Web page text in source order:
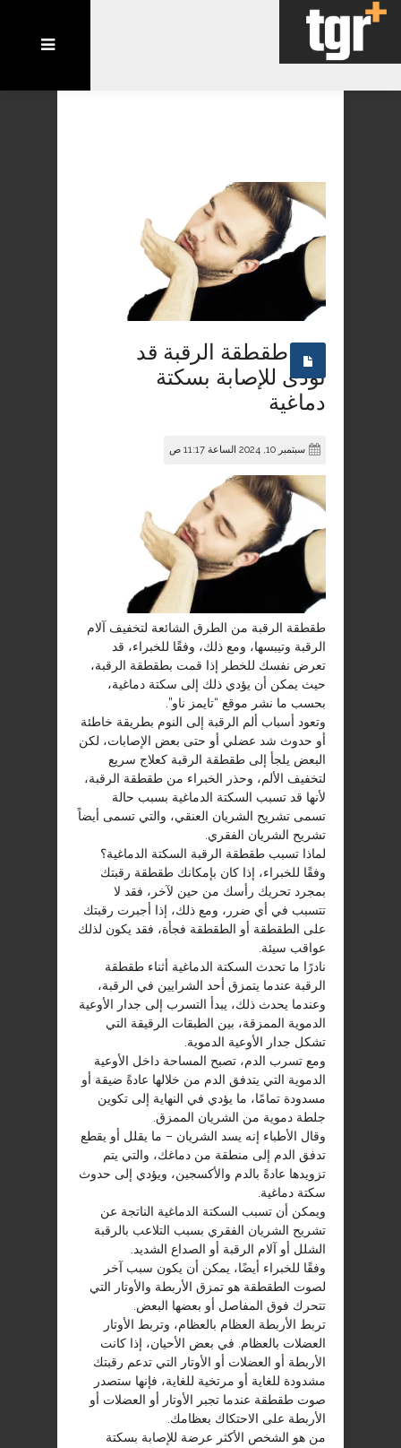
طقطقة الرقبة قد
تؤدى للإصابة بسكتة
دماغية
سبتمبر 10, 2024 الساعة 11:17 ص
طقطقة الرقبة من الطرق الشائعة لتخفيف آلام
الرقبة وتيبسها، ومع ذلك، وفقًا للخبراء، قد
تعرض نفسك للخطر إذا قمت بطقطقة الرقبة،
حيث يمكن أن يؤدي ذلك إلى سكتة دماغية،
بحسب ما نشر موقع “تايمز ناو”.
وتعود أسباب ألم الرقبة إلى النوم بطريقة خاطئة
أو حدوث شد عضلي أو حتى بعض الإصابات، لكن
البعض يلجأ إلى طقطقة الرقبة كعلاج سريع
لتخفيف الألم، وحذر الخبراء من طقطقة الرقبة،
لأنها قد تسبب السكتة الدماغية بسبب حالة
تسمى تشريح الشريان العنقي، والتي تسمى أيضاً
تشريح الشريان الفقري.
لماذا تسبب طقطقة الرقبة السكتة الدماغية؟
وفقًا للخبراء، إذا كان بإمكانك طقطقة رقبتك
بمجرد تحريك رأسك من حين لآخر، فقد لا
تتسبب في أي ضرر، ومع ذلك، إذا أجبرت رقبتك
على الطقطقة أو الطقطقة فجأة، فقد يكون لذلك
عواقب سيئة.
نادرًا ما تحدث السكتة الدماغية أثناء طقطقة
الرقبة عندما يتمزق أحد الشرايين في الرقبة،
وعندما يحدث ذلك، يبدأ التسرب إلى جدار الأوعية
الدموية الممزقة، بين الطبقات الرقيقة التي
تشكل جدار الأوعية الدموية.
ومع تسرب الدم، تصبح المساحة داخل الأوعية
الدموية التي يتدفق الدم من خلالها عادةً ضيقة أو
مسدودة تمامًا، ما يؤدي في النهاية إلى تكوين
جلطة دموية من الشريان الممزق.
وقال الأطباء إنه يسد الشريان – ما يقلل أو يقطع
تدفق الدم إلى منطقة من دماغك، والتي يتم
تزويدها عادةً بالدم والأكسجين، ويؤدي إلى حدوث
سكتة دماغية.
ويمكن أن تسبب السكتة الدماغية الناتجة عن
تشريح الشريان الفقري بسبب التلاعب بالرقبة
الشلل أو آلام الرقبة أو الصداع الشديد.
وفقًا للخبراء أيضًا، يمكن أن يكون سبب آخر
لصوت الطقطقة هو تمزق الأربطة والأوتار التي
تتحرك فوق المفاصل أو بعضها البعض.
تربط الأربطة العظام بالعظام، وتربط الأوتار
العضلات بالعظام. في بعض الأحيان، إذا كانت
الأربطة أو العضلات أو الأوتار التي تدعم رقبتك
مشدودة للغاية أو مرتخية للغاية، فإنها ستصدر
صوت طقطقة عندما تجبر الأوتار أو العضلات أو
الأربطة على الاحتكاك بعظامك.
من هو الشخص الأكثر عرضة للإصابة بسكتة